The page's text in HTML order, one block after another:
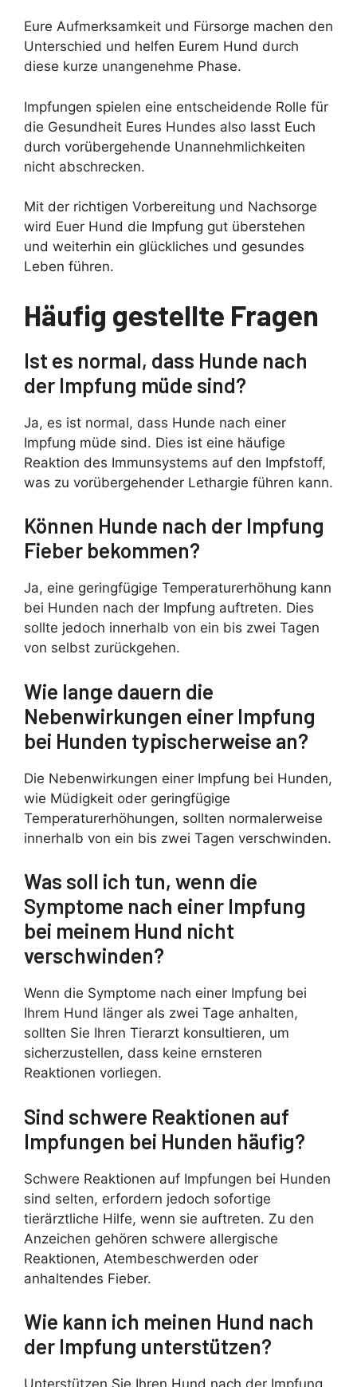
Eure Aufmerksamkeit und Fürsorge machen den
Unterschied und helfen Eurem Hund durch
diese kurze unangenehme Phase.
Impfungen spielen eine entscheidende Rolle für
die Gesundheit Eures Hundes also lasst Euch
durch vorübergehende Unannehmlichkeiten
nicht abschrecken.
Mit der richtigen Vorbereitung und Nachsorge
wird Euer Hund die Impfung gut überstehen
und weiterhin ein glückliches und gesundes
Leben führen.
Häufig gestellte Fragen
Ist es normal, dass Hunde nach
der Impfung müde sind?
Ja, es ist normal, dass Hunde nach einer
Impfung müde sind. Dies ist eine häufige
Reaktion des Immunsystems auf den Impfstoff,
was zu vorübergehender Lethargie führen kann.
Können Hunde nach der Impfung
Fieber bekommen?
Ja, eine geringfügige Temperaturerhöhung kann
bei Hunden nach der Impfung auftreten. Dies
sollte jedoch innerhalb von ein bis zwei Tagen
von selbst zurückgehen.
Wie lange dauern die
Nebenwirkungen einer Impfung
bei Hunden typischerweise an?
Die Nebenwirkungen einer Impfung bei Hunden,
wie Müdigkeit oder geringfügige
Temperaturerhöhungen, sollten normalerweise
innerhalb von ein bis zwei Tagen verschwinden.
Was soll ich tun, wenn die
Symptome nach einer Impfung
bei meinem Hund nicht
verschwinden?
Wenn die Symptome nach einer Impfung bei
Ihrem Hund länger als zwei Tage anhalten,
sollten Sie Ihren Tierarzt konsultieren, um
sicherzustellen, dass keine ernsteren
Reaktionen vorliegen.
Sind schwere Reaktionen auf
Impfungen bei Hunden häufig?
Schwere Reaktionen auf Impfungen bei Hunden
sind selten, erfordern jedoch sofortige
tierärztliche Hilfe, wenn sie auftreten. Zu den
Anzeichen gehören schwere allergische
Reaktionen, Atembeschwerden oder
anhaltendes Fieber.
Wie kann ich meinen Hund nach
der Impfung unterstützen?